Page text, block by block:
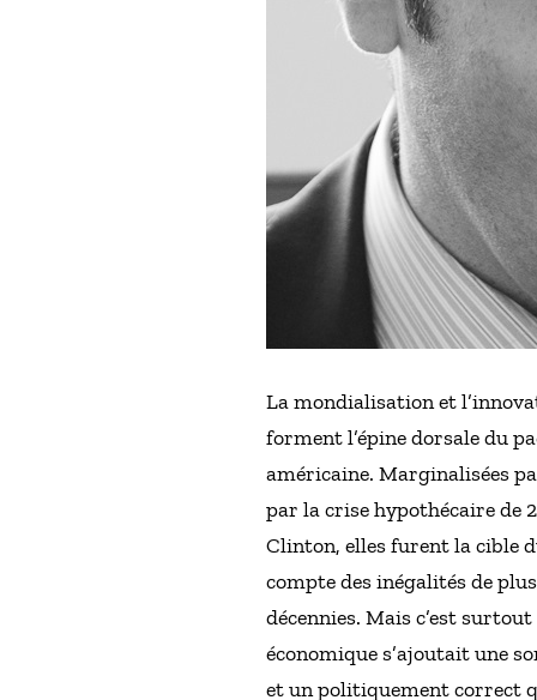
La mondialisation et
forment l’épine dorsale du
américaine. Marginalisées
par la crise hypothécaire de
Clinton, elles furent la cible
compte des inégalités de
décennies. Mais c’est
économique s’ajoutait une
et un politiquement correct